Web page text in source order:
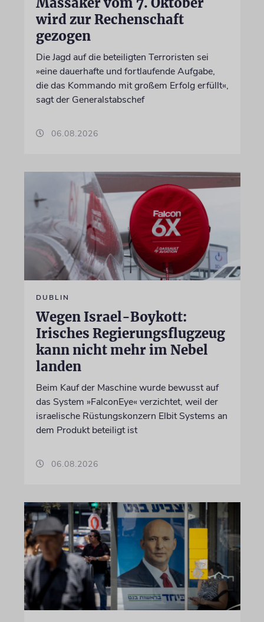
wird zur Rechenschaft
gezogen
Die Jagd auf die beteiligten Terroristen sei
»eine dauerhafte und fortlaufende Aufgabe,
die das Kommando mit großem Erfolg erfüllt«,
sagt der Generalstabschef
06.08.2026
DUBLIN
Wegen Israel-Boykott:
Irisches Regierungsflugzeug
kann nicht mehr im Nebel
landen
Beim Kauf der Maschine wurde bewusst auf
das System »FalconEye« verzichtet, weil der
israelische Rüstungskonzern Elbit Systems an
dem Produkt beteiligt ist
06.08.2026